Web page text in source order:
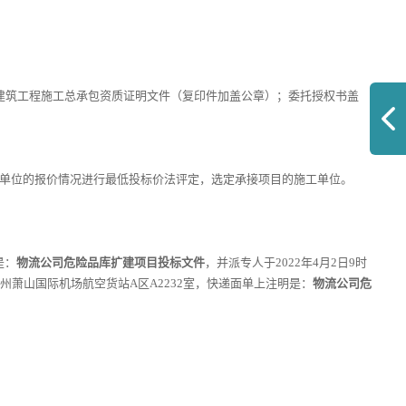
筑工程施工总承包资质证明文件 （复印件加盖公章） ； 委托授权书盖
的报价情况进行最低投标价法评定，选定承接项目的施工单位。
物流公司危险品库扩建项目投标文件，并派专人于2022年4月 2 日 9 时
萧山国际机场航空货站A区A2232室， 快递面单上注明是： 物流公司危